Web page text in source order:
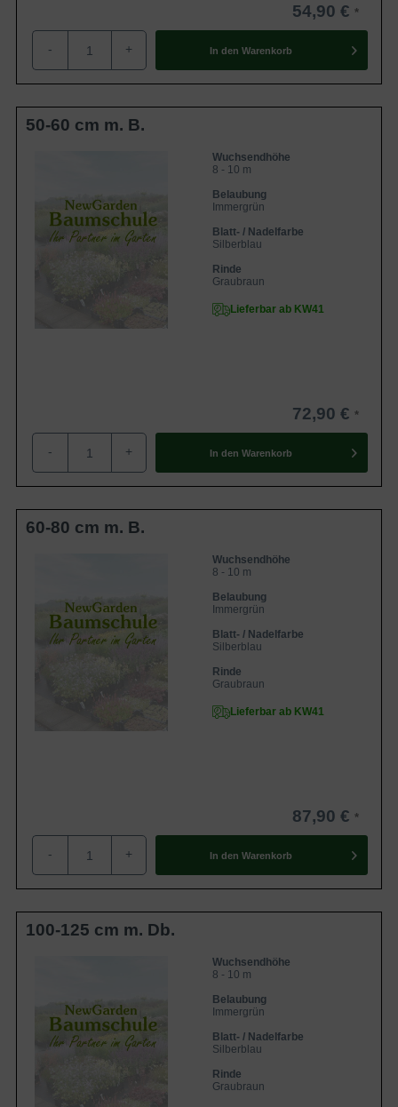
54,90 €
- + In den Warenkorb
50-60 cm m. B.
Wuchsendhöhe
8 - 10 m
Belaubung
Immergrün
Blatt- / Nadelfarbe
Silberblau
Rinde
Graubraun
Lieferbar ab KW41
72,90 €
- + In den Warenkorb
60-80 cm m. B.
Wuchsendhöhe
8 - 10 m
Belaubung
Immergrün
Blatt- / Nadelfarbe
Silberblau
Rinde
Graubraun
Lieferbar ab KW41
87,90 €
- + In den Warenkorb
100-125 cm m. Db.
Wuchsendhöhe
8 - 10 m
Belaubung
Immergrün
Blatt- / Nadelfarbe
Silberblau
Rinde
Graubraun